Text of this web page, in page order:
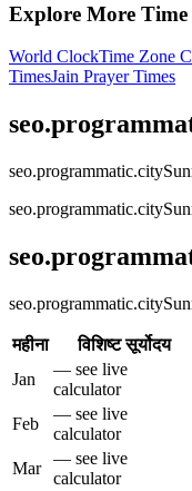
Explore More Time
World ClockTime Zone
TimesJain Prayer Times
महीना विशिष्ट सूर्योदय
Jan
— see live
calculator
Feb
— see live
calculator
Mar
— see live
calculator